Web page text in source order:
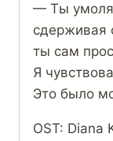
— Ты
сдерживая
ты сам
Я
Это было
OST: Diana